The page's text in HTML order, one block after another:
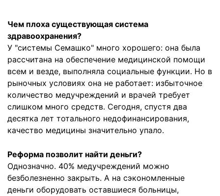
Чем плоха существующая система
здравоохранения?
У "системы Семашко" много хорошего: она была
рассчитана на обеспечение медицинской помощи
всем и везде, выполняла социальные функции. Но в
рыночных условиях она не работает: избыточное
количество медучреждений и врачей требует
слишком много средств. Сегодня, спустя два
десятка лет тотального недофинансирования,
качество медицины значительно упало.
Реформа позволит найти деньги?
Однозначно. 40% медучреждений можно
безболезненно закрыть. А на сэкономленные
деньги оборудовать оставшиеся больницы,